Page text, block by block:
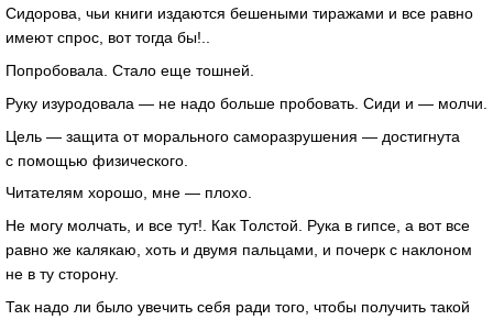
Сидорова, чьи книги издаются бешеными тиражами и все равно
имеют спрос, вот тогда бы!..
Попробовала. Стало еще тошней.
Руку изуродовала — не надо больше пробовать. Сиди и — молчи.
Цель — защита от морального саморазрушения — достигнута
с помощью физического.
Читателям хорошо, мне — плохо.
Не могу молчать, и все тут!. Как Толстой. Рука в гипсе, а вот все
равно же калякаю, хоть и двумя пальцами, и почерк с наклоном
не в ту сторону.
Так надо ли было увечить себя ради того, чтобы получить такой